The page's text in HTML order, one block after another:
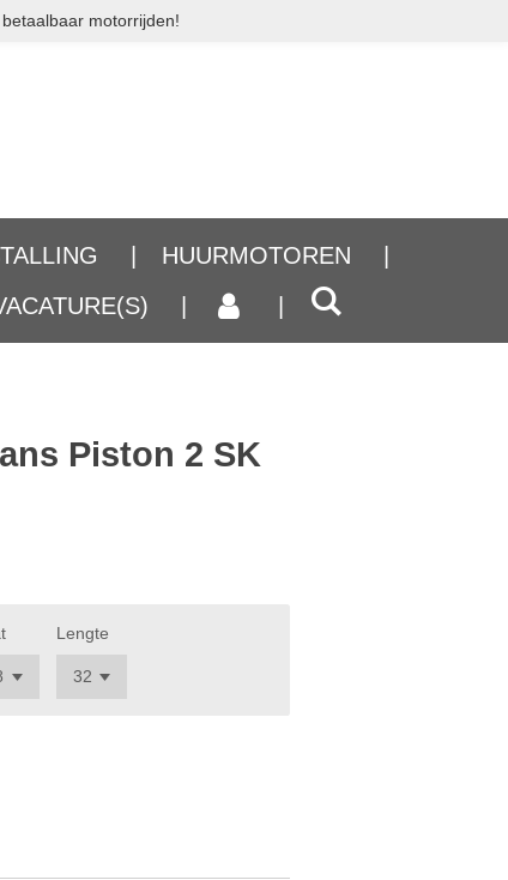
motorrijden!
HUURMOTOREN
Piston 2 SK
Lengte